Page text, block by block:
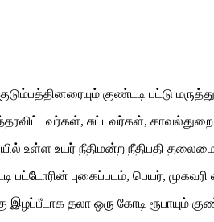
குடும்பத்தினரையும் குண்டடி பட்டு
சுட்டவர்கள்,
உள்ள உயர் நீதிமன்ற நீதிபதி
பட்டோரின் புகைப்படம், பெயர்,
இழப்பீடாக தலா ஒரு கோடி ரூபாயும்